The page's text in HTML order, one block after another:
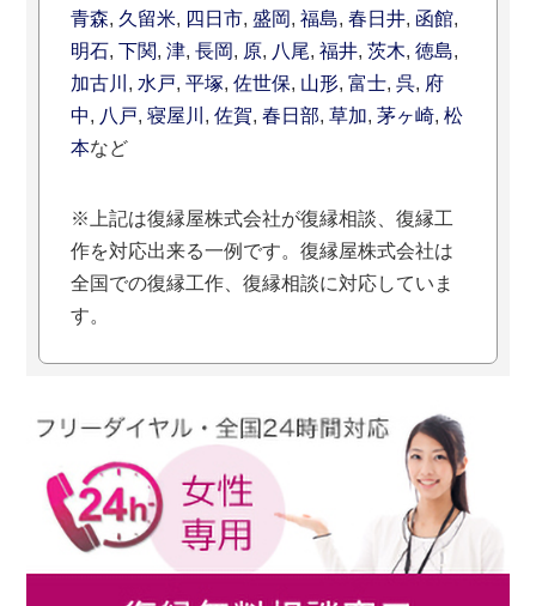
青森, 久留米, 四日市, 盛岡, 福島, 春日井, 函館,
明石, 下関, 津, 長岡, 原, 八尾, 福井, 茨木, 徳島,
加古川 , 水戸, 平塚, 佐世保, 山形, 富士, 呉, 府
中, 八戸, 寝屋川 , 佐賀, 春日部, 草加, 茅ヶ崎, 松
本など
※上記は復縁屋株式会社が復縁相談、復縁工
作を対応出来る一例です。復縁屋株式会社は
全国での復縁工作、復縁相談に対応していま
す。